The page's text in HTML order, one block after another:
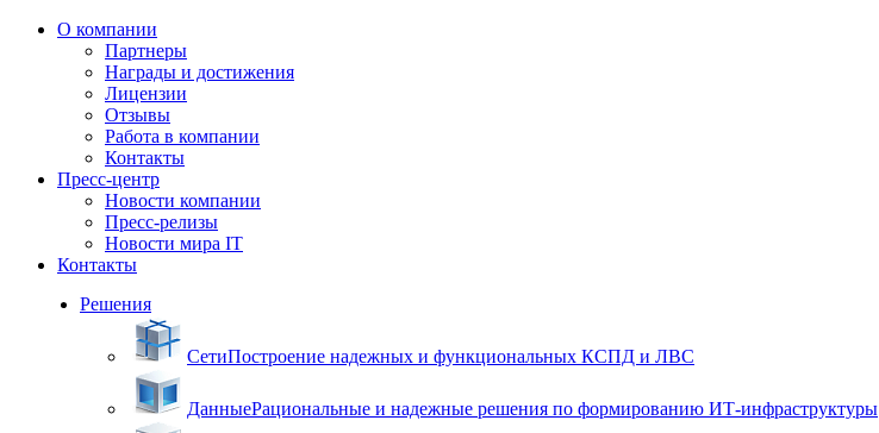
О компании
Партнеры
Награды и достижения
Лицензии
Отзывы
Работа в компании
Контакты
Пресс-центр
Новости компании
Пресс-релизы
Новости мира IT
Контакты
Решения
СетиПостроение надежных и функциональных КСПД и ЛВС
ДанныеРациональные и надежные решения по формированию ИТ-инфраструктуры